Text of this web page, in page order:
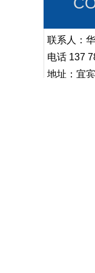
联系人：
电话 137
地址：宜